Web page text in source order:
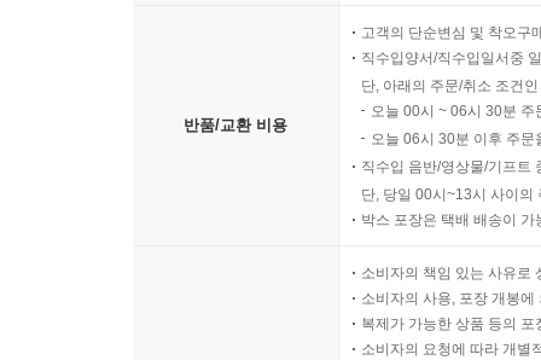
반품/교환 비용
고객의 단순변심 및 착오구
직수입양서/직수입일서중
단, 아래의 주문/취소 조건
오늘 00시 ~ 06시 30분
오늘 06시 30분 이후 주
직수입 음반/영상물/기프트
단, 당일 00시~13시 사이의
박스 포장은 택배 배송이
소비자의 책임 있는 사유로
소비자의 사용, 포장 개봉
복제가 가능한 상품 등의
소비자의 요청에 따라 개별